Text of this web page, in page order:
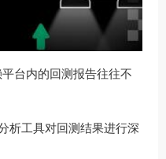
台内的回测报告往往不
析工具对回测结果进行深